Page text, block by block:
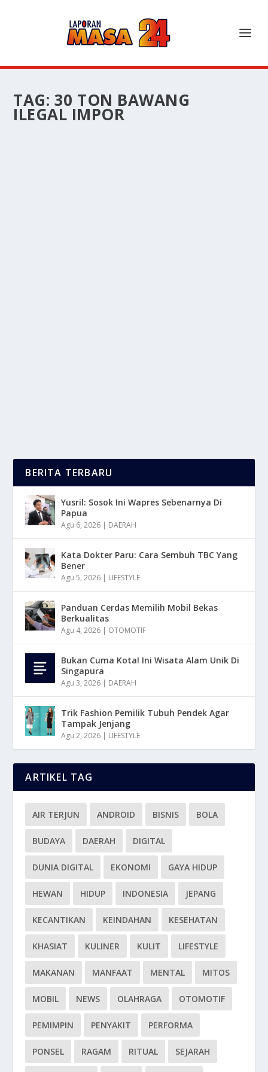
TAG: 30 TON BAWANG
ILEGAL IMPOR
BERITA TERBARU
Yusril: Sosok Ini Wapres Sebenarnya Di
Papua
Agu 6, 2026 | DAERAH
Kata Dokter Paru: Cara Sembuh TBC Yang
Bener
Agu 5, 2026 | LIFESTYLE
Panduan Cerdas Memilih Mobil Bekas
Berkualitas
Agu 4, 2026 | OTOMOTIF
Bukan Cuma Kota! Ini Wisata Alam Unik Di
Singapura
Agu 3, 2026 | DAERAH
Trik Fashion Pemilik Tubuh Pendek Agar
Tampak Jenjang
Agu 2, 2026 | LIFESTYLE
ARTIKEL TAG
AIR TERJUN ANDROID BISNIS BOLA
BUDAYA DAERAH DIGITAL
DUNIA DIGITAL EKONOMI GAYA HIDUP
HEWAN HIDUP INDONESIA JEPANG
KECANTIKAN KEINDAHAN KESEHATAN
KHASIAT KULINER KULIT LIFESTYLE
MAKANAN MANFAAT MENTAL MITOS
MOBIL NEWS OLAHRAGA OTOMOTIF
PEMIMPIN PENYAKIT PERFORMA
PONSEL RAGAM RITUAL SEJARAH